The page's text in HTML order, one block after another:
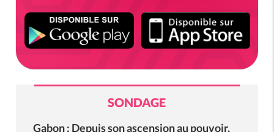
SONDAGE
Gabon : Depuis son ascension au pouvoir,